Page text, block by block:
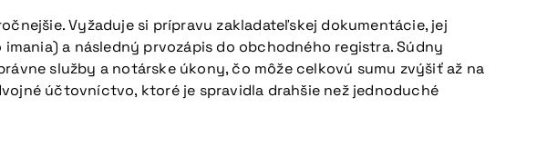
Vyžaduje si prípravu zakladateľskej dokumentácie, jej
a následný prvozápis do obchodného registra. Súdny
služby a notárske úkony, čo môže celkovú sumu zvýšiť až na
účtovníctvo, ktoré je spravidla drahšie než jednoduché